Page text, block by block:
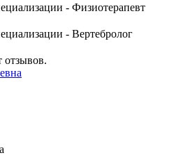
- Физиотерапевт
- Вертебролог
отзывов.